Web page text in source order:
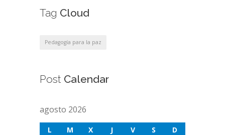
Tag Cloud
Pedagogía para la paz
Post Calendar
agosto 2026
L M X J V S
D